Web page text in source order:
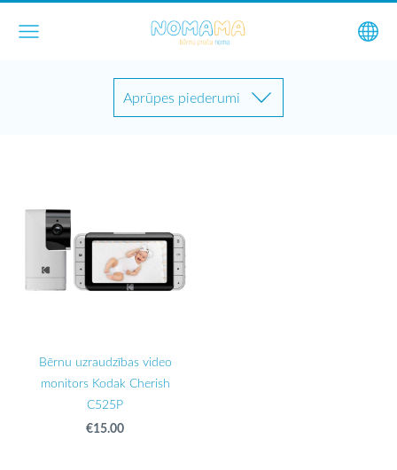
Aprūpes piederumi
Bērnu uzraudzības video
monitors Kodak Cherish
C525P
€15.00